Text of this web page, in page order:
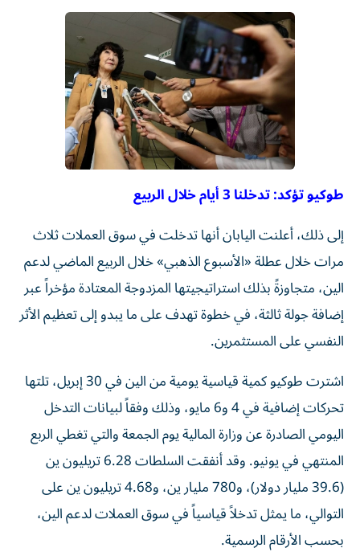
طوكيو تؤكد: تدخلنا 3 أيام خلال الربيع
إلى ذلك، أعلنت اليابان أنها تدخلت في سوق العملات ثلاث
مرات خلال عطلة «الأسبوع الذهبي» خلال الربيع الماضي لدعم
الين، متجاوزةً بذلك استراتيجيتها المزدوجة المعتادة مؤخراً عبر
إضافة جولة ثالثة، في خطوة تهدف على ما يبدو إلى تعظيم الأثر
النفسي على المستثمرين.
اشترت طوكيو كمية قياسية يومية من الين في 30 إبريل، تلتها
تحركات إضافية في 4 و6 مايو، وذلك وفقاً لبيانات التدخل
اليومي الصادرة عن وزارة المالية يوم الجمعة والتي تغطي الربع
المنتهي في يونيو. وقد أنفقت السلطات 6.28 تريليون ين
(39.6 مليار دولار)، و780 مليار ين، و4.68 تريليون ين على
التوالي، ما يمثل تدخلاً قياسياً في سوق العملات لدعم الين،
بحسب الأرقام الرسمية.